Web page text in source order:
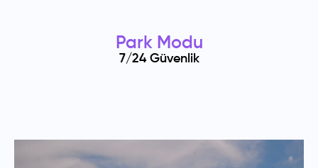
Park Modu
7/24 Güvenlik